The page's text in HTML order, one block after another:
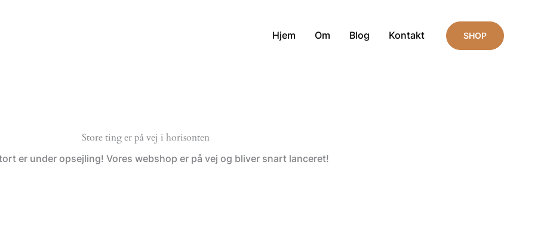
Hjem Om Blog Kontakt SHOP
Store ting er på vej i horisonten
er under opsejling! Vores webshop er på vej og bliver snart lanceret!